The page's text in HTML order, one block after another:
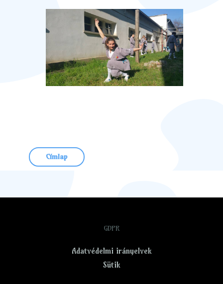
Címlap
GDPR
Adatvédelmi irányelvek
Sütik